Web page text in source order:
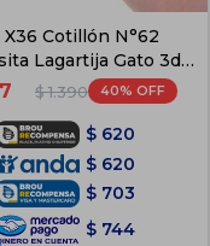
X36 Cotillón N°62
Lagartija Gato 3d -
Gato
$ 1.390 40
$ 620
$ 620
$ 703
$ 744